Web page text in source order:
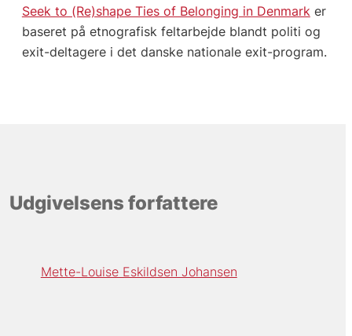
Seek to (Re)shape Ties of Belonging in Denmarker
baseret på etnografisk feltarbejde blandt politi og
exit-deltagere i det danske nationale exit-program.
Udgivelsens forfattere
Mette-Louise Eskildsen Johansen